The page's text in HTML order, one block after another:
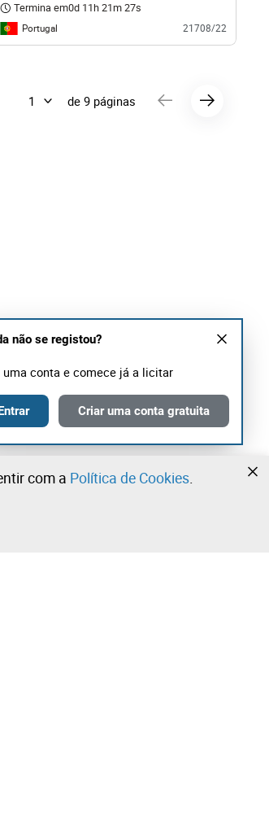
Termina em0d 11h 21m 26s
Portugal 21708/22
de 9 páginas
não se registou?
uma conta e comece já a licitar
Criar uma conta gratuita
com a Política de Cookies.